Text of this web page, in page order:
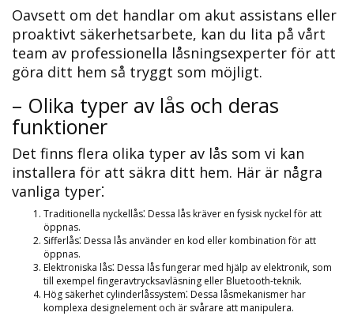
Oavsett om det handlar om akut assistans eller
proaktivt säkerhetsarbete, kan du lita på vårt
team av professionella låsningsexperter för att
göra ditt hem så tryggt som möjligt.​
– Olika typer av lås och deras
funktioner
Det finns flera olika typer av lås som vi kan
installera för att säkra ditt hem. Här är några
vanliga typer⁚
Traditionella nyckellås⁚ Dessa lås kräver en fysisk nyckel för att
öppnas.
Sifferlås⁚ Dessa lås använder en kod eller kombination för att
öppnas.​
Elektroniska lås⁚ Dessa lås fungerar med hjälp av elektronik, som
till exempel fingeravtrycksavläsning eller Bluetooth-teknik.​
Hög säkerhet cylinderlåssystem⁚ Dessa låsmekanismer har
komplexa designelement och är svårare att manipulera.​